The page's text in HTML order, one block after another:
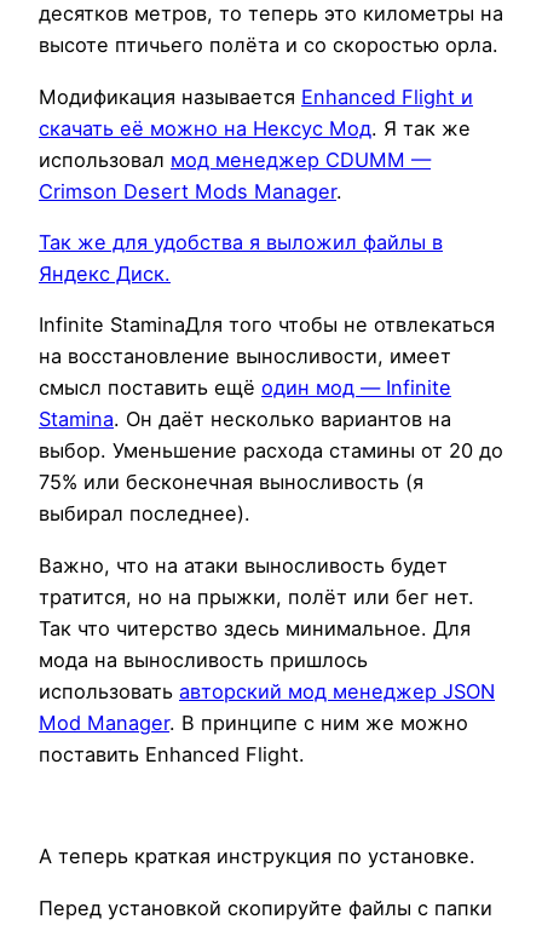
десятков метров, то теперь это километры на
высоте птичьего полёта и со скоростью орла.
Модификация называется Enhanced Flight и
скачать её можно на Нексус Мод. Я так же
использовал мод менеджер CDUMM —
Crimson Desert Mods Manager.
Так же для удобства я выложил файлы в
Яндекс Диск.
Infinite StaminaДля того чтобы не отвлекаться
на восстановление выносливости, имеет
смысл поставить ещё один мод — Infinite
Stamina. Он даёт несколько вариантов на
выбор. Уменьшение расхода стамины от 20 до
75% или бесконечная выносливость (я
выбирал последнее).
Важно, что на атаки выносливость будет
тратится, но на прыжки, полёт или бег нет.
Так что читерство здесь минимальное. Для
мода на выносливость пришлось
использовать авторский мод менеджер JSON
Mod Manager. В принципе с ним же можно
поставить Enhanced Flight.
А теперь краткая инструкция по установке.
Перед установкой скопируйте файлы с папки